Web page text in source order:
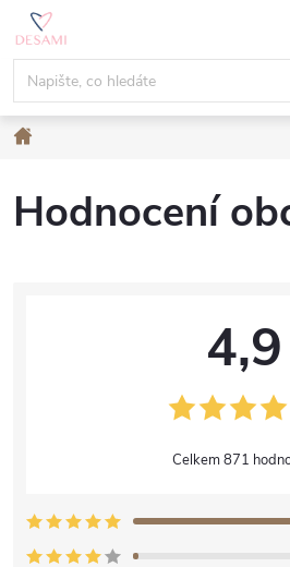
Přejít
obsah
Hodnocení
4,9
871